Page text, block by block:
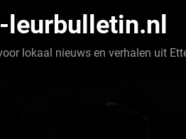
leurbulletin.nl
lokaal nieuws en verhalen uit